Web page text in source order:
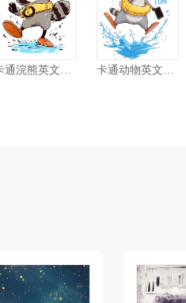
卡通浣熊英文图案 卡通动物英文图案